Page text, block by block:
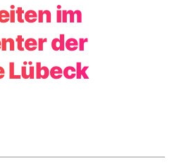
im
der
Lübeck